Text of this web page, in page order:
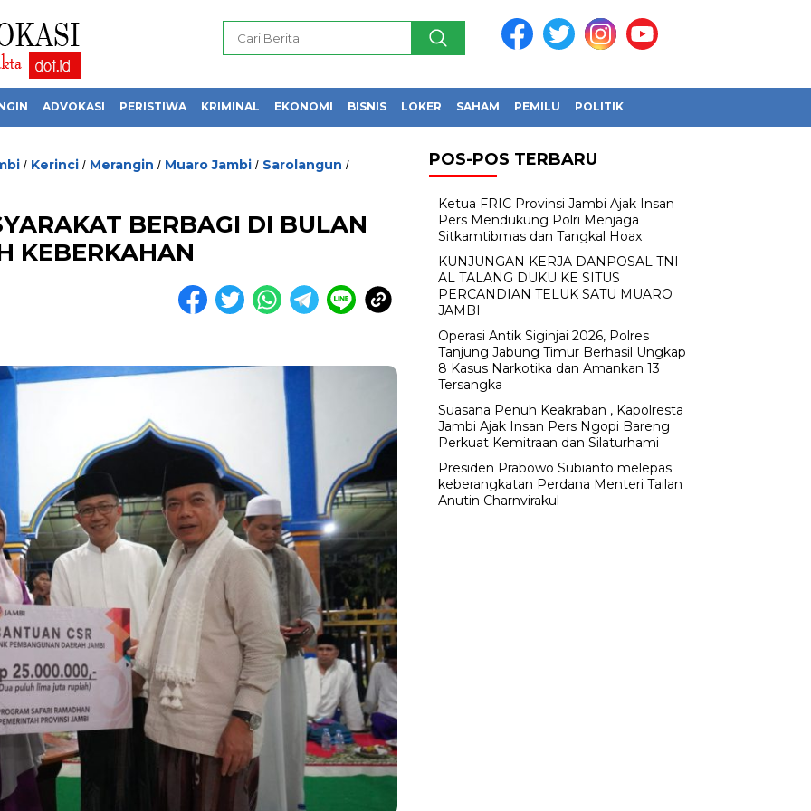
ADVOKASI PERISTIWA KRIMINAL EKONOMI BISNIS LOKER SAHAM PEMILU POLITIK
/ Kerinci / Merangin / Muaro Jambi / Sarolangun /
BERBAGI DI BULAN
KEBERKAHAN
POS-POS TERBARU
Ketua FRIC Provinsi Jambi Ajak Insan
Pers Mendukung Polri Menjaga
Sitkamtibmas dan Tangkal Hoax
KUNJUNGAN KERJA DANPOSAL TNI
AL TALANG DUKU KE SITUS
PERCANDIAN TELUK SATU MUARO
JAMBI
Operasi Antik Siginjai 2026, Polres
Tanjung Jabung Timur Berhasil Ungkap
8 Kasus Narkotika dan Amankan 13
Tersangka
Suasana Penuh Keakraban , Kapolresta
Jambi Ajak Insan Pers Ngopi Bareng
Perkuat Kemitraan dan Silaturhami
Presiden Prabowo Subianto melepas
keberangkatan Perdana Menteri Tailan
Anutin Charnvirakul